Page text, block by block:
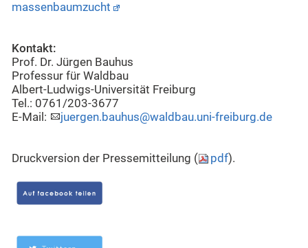
massenbaumzucht
Kontakt:
Prof. Dr. Jürgen Bauhus
Professur für Waldbau
Albert-Ludwigs-Universität Freiburg
Tel.: 0761/203-3677
E-Mail:
juergen.bauhus@waldbau.uni-freiburg.de
Druckversion der Pressemitteilung ( pdf).